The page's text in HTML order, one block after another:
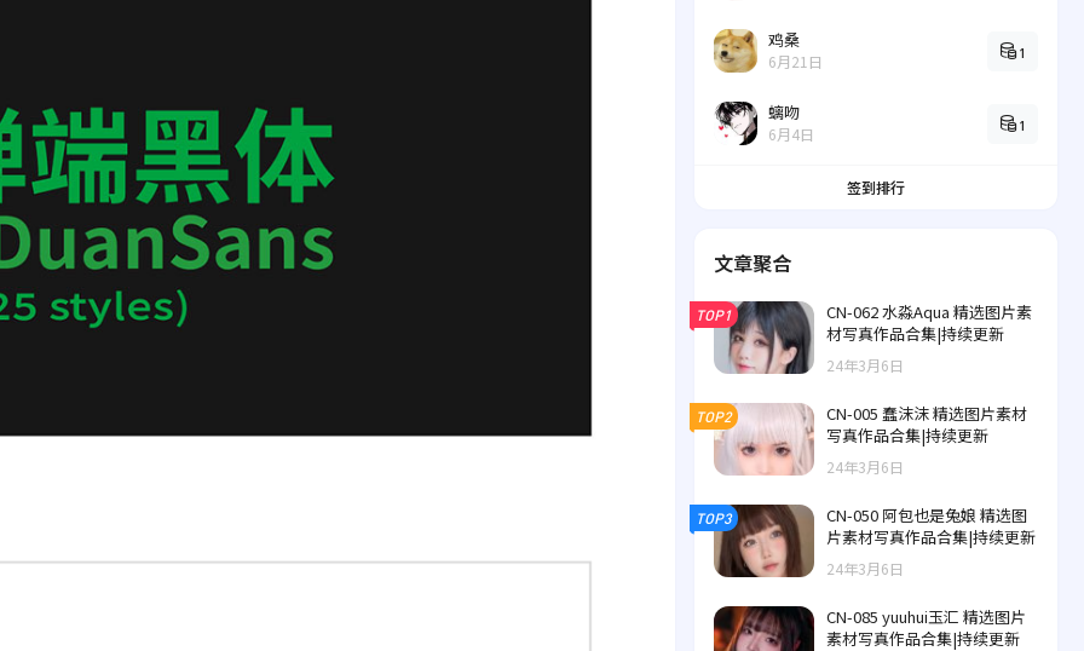
鸡桑
6月21日 1
螭吻
6月4日 1
签到排行
文章聚合
TOP1
CN-062 水淼Aqua 精选图片素
材写真作品合集|持续更新
24年3月6日
TOP2
CN-005 蠢沫沫 精选图片素材
写真作品合集|持续更新
24年3月6日
TOP3
CN-050 阿包也是兔娘 精选图
片素材写真作品合集|持续更新
24年3月6日
CN-085 yuuhui玉汇 精选图片
素材写真作品合集|持续更新